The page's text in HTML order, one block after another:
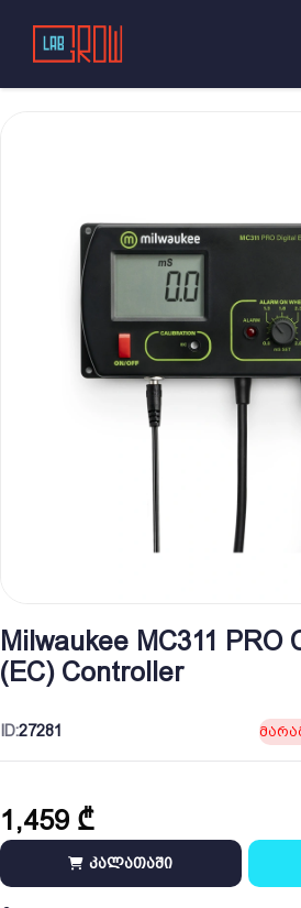
Milwaukee MC311 PRO
(EC) Controller
ID:27281
1,459 ₾
კალათაში